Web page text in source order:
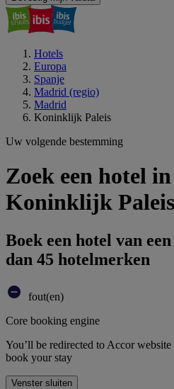
Hotels
Europa
Spanje
Madrid (regio)
Madrid
Koninklijk Paleis
Uw volgende bestemming
Zoek een hotel
Koninklijk
Boek een hotel van
dan 45 hotelmerken
fout(en)
Core booking engine
You’ll be redirected to Accor
book your stay
Venster sluiten